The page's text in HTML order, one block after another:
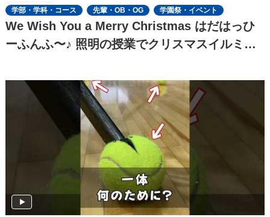
学部・学科・コース
先輩・OB・OG 学園祭・イベント
We Wish You a Merry Christmas はだはっひ
ーふんふ〜♪ 照明の授業でクリスマスイルミネ